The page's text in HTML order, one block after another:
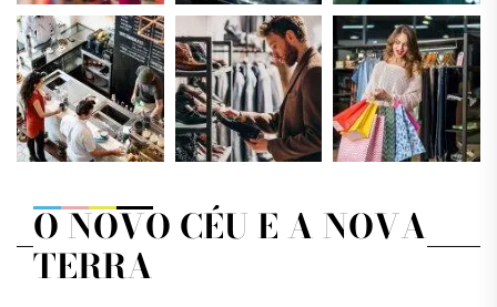
O NOVO CÉU E A NOVA
TERRA